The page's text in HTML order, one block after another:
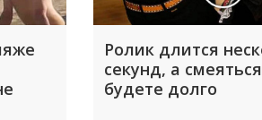
Ролик длится
секунд, а
будете долго